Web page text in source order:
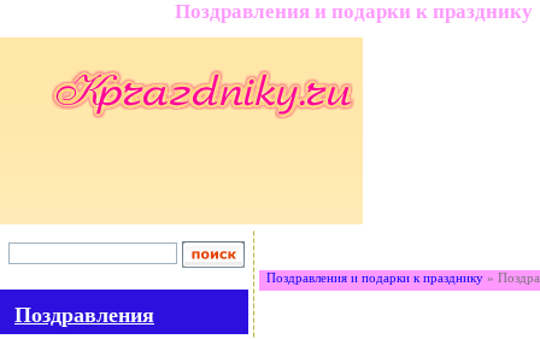
Поздравления и подарки к празднику
Поздравления
Поздравления и подарки к празднику »